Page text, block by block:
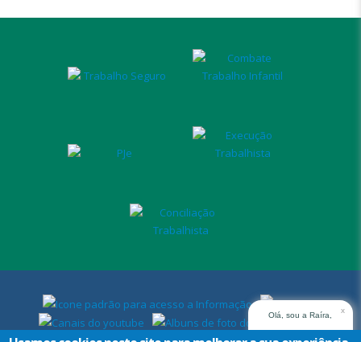
Olá, sou a Raíra,
assistente virtual do
x